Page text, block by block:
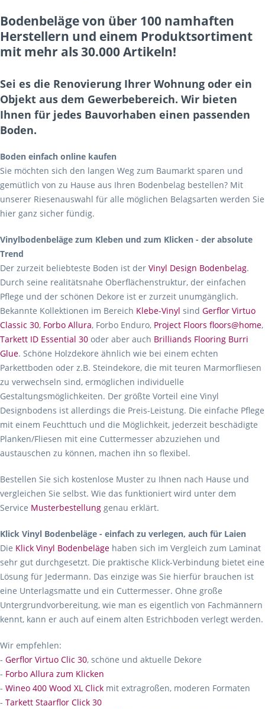
Bodenbeläge von über 100 namhaften
Herstellern und einem Produktsortiment
mit mehr als 30.000 Artikeln!
Sei es die Renovierung Ihrer Wohnung oder ein
Objekt aus dem Gewerbebereich. Wir bieten
Ihnen für jedes Bauvorhaben einen passenden
Boden.
Boden einfach online kaufen
Sie möchten sich den langen Weg zum Baumarkt sparen und
gemütlich von zu Hause aus Ihren Bodenbelag bestellen? Mit
unserer Riesenauswahl für alle möglichen Belagsarten werden Sie
hier ganz sicher fündig.
Vinylbodenbeläge zum Kleben und zum Klicken - der absolute
Trend
Der zurzeit beliebteste Boden ist der Vinyl Design Bodenbelag.
Durch seine realitätsnahe Oberflächenstruktur, der einfachen
Pflege und der schönen Dekore ist er zurzeit unumgänglich.
Bekannte Kollektionen im Bereich Klebe-Vinyl sind Gerflor Virtuo
Classic 30, Forbo Allura, Forbo Enduro, Project Floors floors@home,
Tarkett ID Essential 30 oder aber auch Brilliands Flooring Burri
Glue. Schöne Holzdekore ähnlich wie bei einem echten
Parkettboden oder z.B. Steindekore, die mit teuren Marmorfliesen
zu verwechseln sind, ermöglichen individuelle
Gestaltungsmöglichkeiten. Der größte Vorteil eine Vinyl
Designbodens ist allerdings die Preis-Leistung. Die einfache Pflege
mit einem Feuchttuch und die Möglichkeit, jederzeit beschädigte
Planken/Fliesen mit eine Cuttermesser abzuziehen und
austauschen zu können, machen ihn so flexibel.
Bestellen Sie sich kostenlose Muster zu Ihnen nach Hause und
vergleichen Sie selbst. Wie das funktioniert wird unter dem
Service Musterbestellung genau erklärt.
Klick Vinyl Bodenbeläge - einfach zu verlegen, auch für Laien
Die Klick Vinyl Bodenbeläge haben sich im Vergleich zum Laminat
sehr gut durchgesetzt. Die praktische Klick-Verbindung bietet eine
Lösung für Jedermann. Das einzige was Sie hierfür brauchen ist
eine Unterlagsmatte und ein Cuttermesser. Ohne große
Untergrundvorbereitung, wie man es eigentlich von Fachmännern
kennt, kann er auch auf einem alten Estrichboden verlegt werden.
Wir empfehlen:
- Gerflor Virtuo Clic 30, schöne und aktuelle Dekore
- Forbo Allura zum Klicken
- Wineo 400 Wood XL Click mit extragroßen, moderen Formaten
- Tarkett Staarflor Click 30